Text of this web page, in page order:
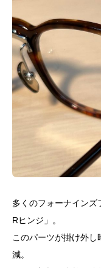
多くのフォーナインズ
Rヒンジ」。
このパーツが掛け外
減。